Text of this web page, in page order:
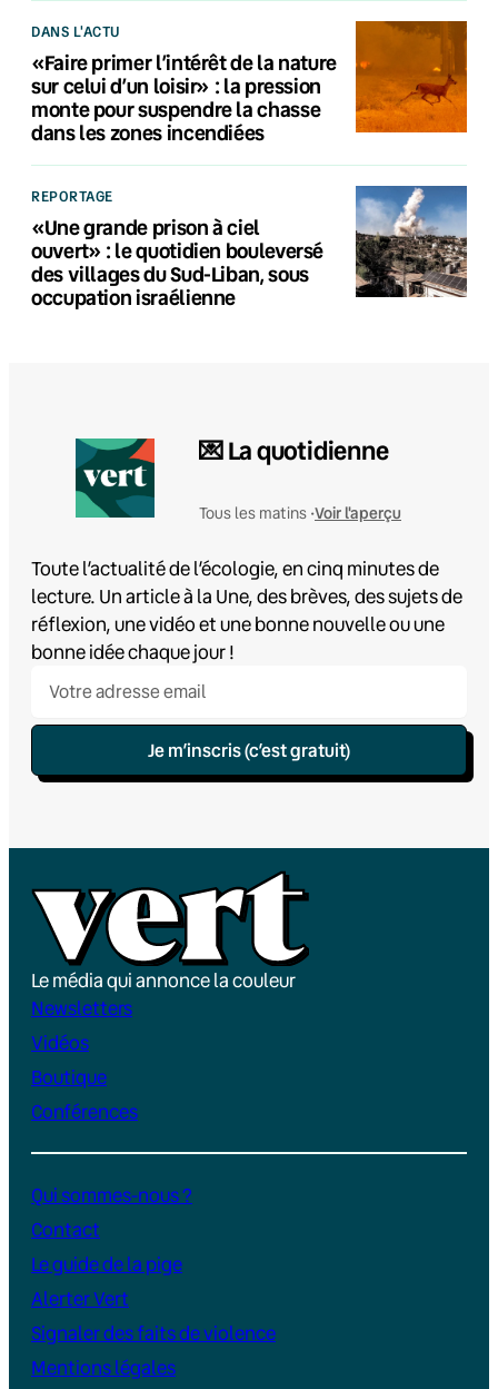
DANS L'ACTU
«Faire primer l’intérêt de la nature
sur celui d’un loisir» : la pression
monte pour suspendre la chasse
dans les zones incendiées
REPORTAGE
«Une grande prison à ciel
ouvert» : le quotidien bouleversé
des villages du Sud-Liban, sous
occupation israélienne
💌 La quotidienne
Tous les matins •Voir l'aperçu
Toute l’actualité de l’écologie, en cinq minutes de
lecture. Un article à la Une, des brèves, des sujets de
réflexion, une vidéo et une bonne nouvelle ou une
bonne idée chaque jour !
Je m’inscris (c’est gratuit)
Le média qui annonce la couleur
Newsletters
Vidéos
Boutique
Conférences
Qui sommes-nous ?
Contact
Le guide de la pige
Alerter Vert
Signaler des faits de violence
Mentions légales